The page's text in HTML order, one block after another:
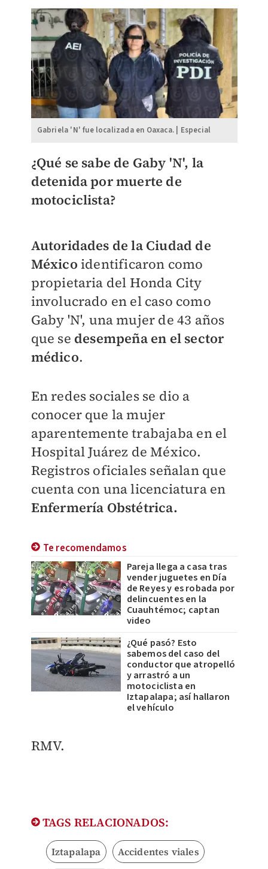
Gabriela 'N' fue localizada en Oaxaca. | Especial
¿Qué se sabe de Gaby 'N', la
detenida por muerte de
motociclista?
Autoridades de la Ciudad de
México identificaron como
propietaria del Honda City
involucrado en el caso como
Gaby 'N', una mujer de 43 años
que se desempeña en el sector
médico.
En redes sociales se dio a
conocer que la mujer
aparentemente trabajaba en el
Hospital Juárez de México.
Registros oficiales señalan que
cuenta con una licenciatura en
Enfermería Obstétrica.
Te recomendamos
Pareja llega a casa tras
vender juguetes en Día
de Reyes y es robada por
delincuentes en la
Cuauhtémoc; captan
video
¿Qué pasó? Esto
sabemos del caso del
conductor que atropelló
y arrastró a un
motociclista en
Iztapalapa; así hallaron
el vehículo
​RMV.
TAGS RELACIONADOS:
Iztapalapa Accidentes viales